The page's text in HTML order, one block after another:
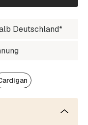
Deutschland*